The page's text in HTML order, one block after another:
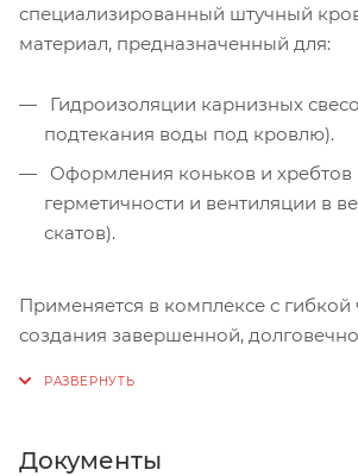
специализированный штучный
материал, предназначенный для:
Гидроизоляции карнизных
подтекания воды под кровлю).
Оформления коньков и хребтов
герметичности и вентиляции в
скатов).
Применяется в комплексе с
создания завершенной,
Документы